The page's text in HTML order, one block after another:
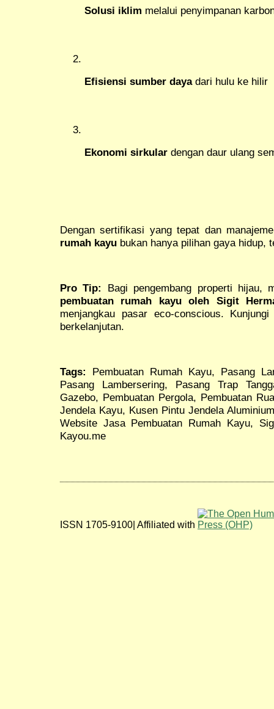
Solusi iklim melalui penyimpanan
Efisiensi sumber dayadari hulu ke hilir
Ekonomi sirkular dengan daur ulang
Dengan sertifikasi yang tepat dan
rumah kayu bukan hanya pilihan gaya hidup,
Pro Tip:
Bagi pengembang properti hijau,
pembuatan rumah kayu oleh Sigit
menjangkau pasar eco-conscious.
berkelanjutan.
Tags: Pembuatan Rumah Kayu, Pasang
Pasang Lambersering, Pasang Trap
Gazebo, Pembuatan Pergola, Pembuatan
Jendela Kayu, Kusen Pintu Jendela
Website Jasa Pembuatan Rumah Kayu,
Kayou.me
ISSN 1705-9100| Affiliated with